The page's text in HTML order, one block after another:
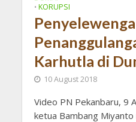
• KORUPSI
Karhutla di
10 August 2018
Video PN Pekanbaru, 9
ketua Bambang